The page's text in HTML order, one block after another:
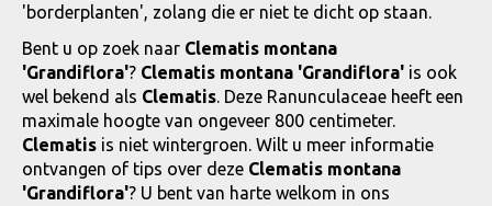
'borderplanten', zolang die er niet te dicht op staan.
Bent u op zoek naar Clematis montana
'Grandiflora'? Clematis montana 'Grandiflora' is ook
wel bekend als Clematis. Deze Ranunculaceae heeft een
maximale hoogte van ongeveer 800 centimeter.
Clematis is niet wintergroen. Wilt u meer informatie
ontvangen of tips over deze Clematis montana
'Grandiflora'? U bent van harte welkom in ons